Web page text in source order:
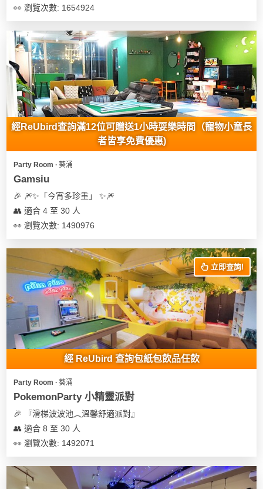
👀 瀏覽次數: 1654924
經ReUbird查詢滿12位可贈送1小時耍樂時間（寵物小童長
者皆享免費優惠)
Party Room ∙ 葵涌
Gamsiu
🎉 🎆✨「今宵多珍重」 ✨🎆
👥 適合 4 至 30 人
👀 瀏覽次數: 1490976
立即查詢!
經 ReUbird 查詢包紙包飲品任飲
Party Room ∙ 葵涌
PokemonParty 小精靈派對
🎉 『滑梯波波池︵溫馨舒適派對』
👥 適合 8 至 30 人
👀 瀏覽次數: 1492071